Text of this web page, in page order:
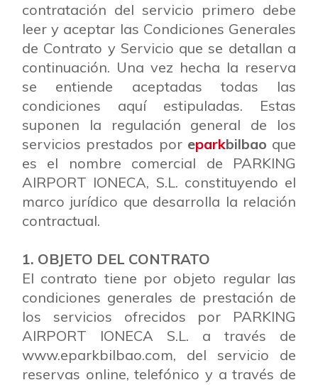
contratación del servicio primero debe
leer y aceptar las Condiciones Generales
de Contrato y Servicio que se detallan a
continuación. Una vez hecha la reserva
se entiende aceptadas todas las
condiciones aquí estipuladas. Estas
suponen la regulación general de los
servicios prestados por eparkbilbao que
es el nombre comercial de PARKING
AIRPORT IONECA, S.L. constituyendo el
marco jurídico que desarrolla la relación
contractual.
1. OBJETO DEL CONTRATO
El contrato tiene por objeto regular las
condiciones generales de prestación de
los servicios ofrecidos por PARKING
AIRPORT IONECA S.L. a través de
www.eparkbilbao.com, del servicio de
reservas online, telefónico y a través de